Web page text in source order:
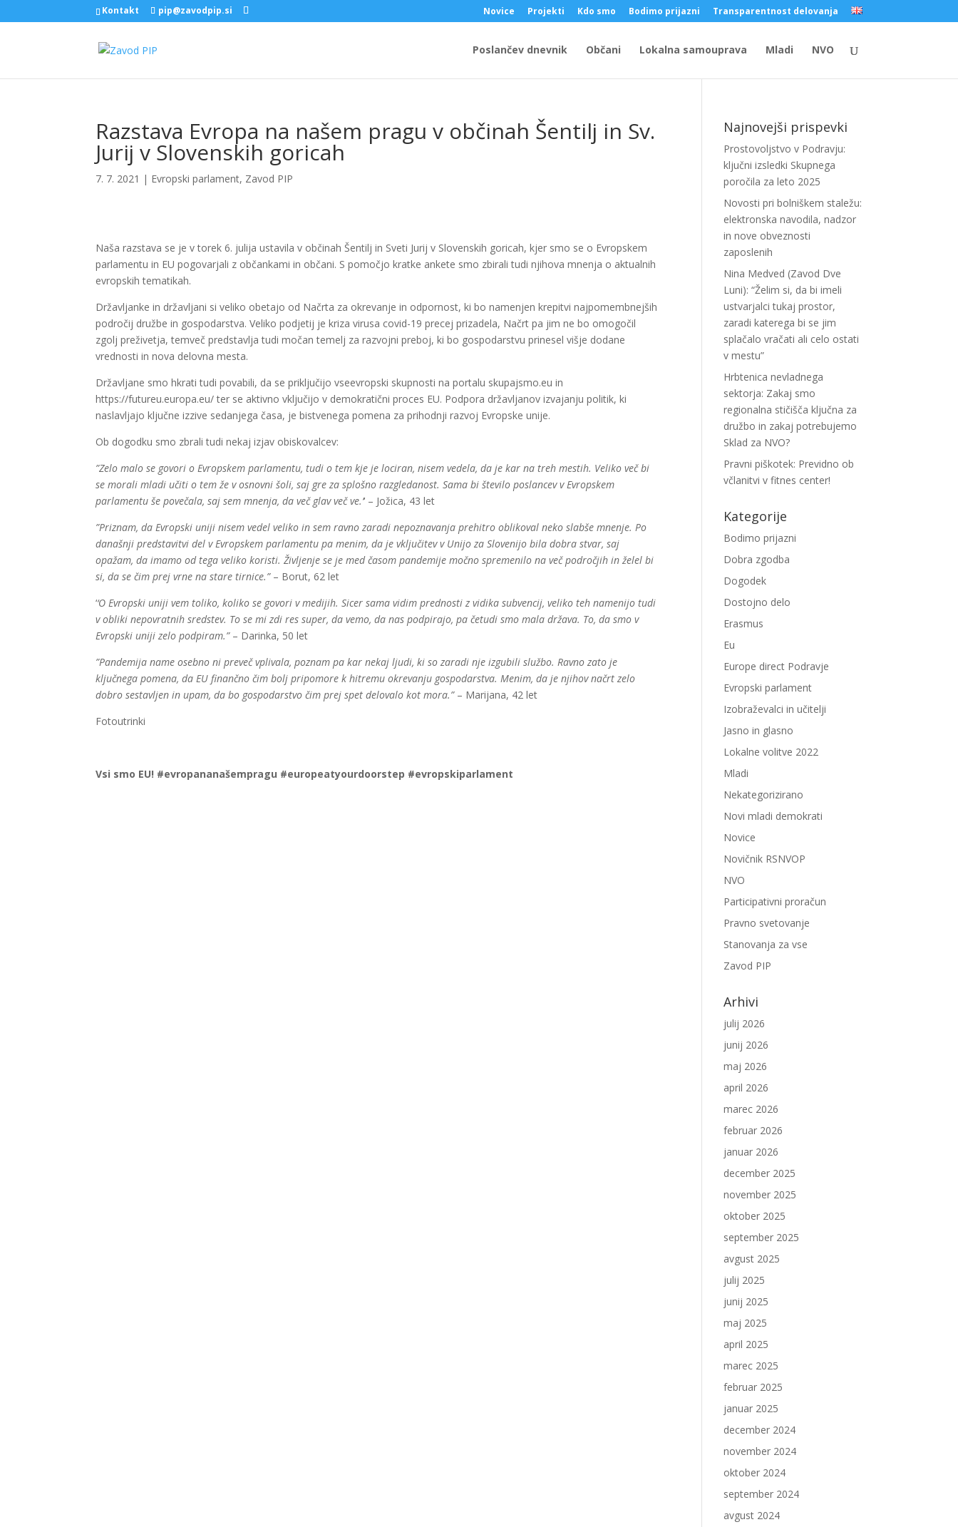
Kontakt pip@zavodpip.si Novice Projekti Kdo smo Bodimo prijazni Transparentnost delovanja
Poslančev dnevnik Občani Lokalna samouprava Mladi NVO
Razstava Evropa na našem pragu v občinah Šentilj in Sv.
Jurij v Slovenskih goricah
7. 7. 2021 | Evropski parlament, Zavod PIP
Naša razstava se je v torek 6. julija ustavila v občinah Šentilj in Sveti Jurij v Slovenskih goricah, kjer smo se o Evropskem
parlamentu in EU pogovarjali z občankami in občani. S pomočjo kratke ankete smo zbirali tudi njihova mnenja o aktualnih
evropskih tematikah.
Državljanke in državljani si veliko obetajo od Načrta za okrevanje in odpornost, ki bo namenjen krepitvi najpomembnejših
področij družbe in gospodarstva. Veliko podjetij je kriza virusa covid-19 precej prizadela, Načrt pa jim ne bo omogočil
zgolj preživetja, temveč predstavlja tudi močan temelj za razvojni preboj, ki bo gospodarstvu prinesel višje dodane
vrednosti in nova delovna mesta.
Državljane smo hkrati tudi povabili, da se priključijo vseevropski skupnosti na portalu skupajsmo.eu in
https://futureu.europa.eu/ ter se aktivno vključijo v demokratični proces EU. Podpora državljanov izvajanju politik, ki
naslavljajo ključne izzive sedanjega časa, je bistvenega pomena za prihodnji razvoj Evropske unije.
Ob dogodku smo zbrali tudi nekaj izjav obiskovalcev:
”Zelo malo se govori o Evropskem parlamentu, tudi o tem kje je lociran, nisem vedela, da je kar na treh mestih. Veliko več bi
se morali mladi učiti o tem že v osnovni šoli, saj gre za splošno razgledanost. Sama bi število poslancev v Evropskem
parlamentu še povečala, saj sem mnenja, da več glav več ve.’‘ – Jožica, 43 let
”Priznam, da Evropski uniji nisem vedel veliko in sem ravno zaradi nepoznavanja prehitro oblikoval neko slabše mnenje. Po
današnji predstavitvi del v Evropskem parlamentu pa menim, da je vključitev v Unijo za Slovenijo bila dobra stvar, saj
opažam, da imamo od tega veliko koristi. Življenje se je med časom pandemije močno spremenilo na več področjih in želel bi
si, da se čim prej vrne na stare tirnice.”– Borut, 62 let
‘‘O Evropski uniji vem toliko, koliko se govori v medijih. Sicer sama vidim prednosti z vidika subvencij, veliko teh namenijo tudi
v obliki nepovratnih sredstev. To se mi zdi res super, da vemo, da nas podpirajo, pa četudi smo mala država. To, da smo v
Evropski uniji zelo podpiram.”– Darinka, 50 let
”Pandemija name osebno ni preveč vplivala, poznam pa kar nekaj ljudi, ki so zaradi nje izgubili službo. Ravno zato je
ključnega pomena, da EU finančno čim bolj pripomore k hitremu okrevanju gospodarstva. Menim, da je njihov načrt zelo
dobro sestavljen in upam, da bo gospodarstvo čim prej spet delovalo kot mora.”– Marijana, 42 let
Fotoutrinki
Vsi smo EU! #evropananašempragu #europeatyourdoorstep #evropskiparlament
Najnovejši prispevki
Prostovoljstvo v Podravju:
ključni izsledki Skupnega
poročila za leto 2025
Novosti pri bolniškem staležu:
elektronska navodila, nadzor
in nove obveznosti
zaposlenih
Nina Medved (Zavod Dve
Luni): “Želim si, da bi imeli
ustvarjalci tukaj prostor,
zaradi katerega bi se jim
splačalo vračati ali celo ostati
v mestu”
Hrbtenica nevladnega
sektorja: Zakaj smo
regionalna stičišča ključna za
družbo in zakaj potrebujemo
Sklad za NVO?
Pravni piškotek: Previdno ob
včlanitvi v fitnes center!
Kategorije
Bodimo prijazni
Dobra zgodba
Dogodek
Dostojno delo
Erasmus
Eu
Europe direct Podravje
Evropski parlament
Izobraževalci in učitelji
Jasno in glasno
Lokalne volitve 2022
Mladi
Nekategorizirano
Novi mladi demokrati
Novice
Novičnik RSNVOP
NVO
Participativni proračun
Pravno svetovanje
Stanovanja za vse
Zavod PIP
Arhivi
julij 2026
junij 2026
maj 2026
april 2026
marec 2026
februar 2026
januar 2026
december 2025
november 2025
oktober 2025
september 2025
avgust 2025
julij 2025
junij 2025
maj 2025
april 2025
marec 2025
februar 2025
januar 2025
december 2024
november 2024
oktober 2024
september 2024
avgust 2024